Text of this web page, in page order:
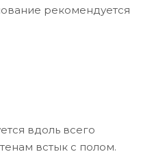
рекомендуется
вдоль всего
встык с полом.